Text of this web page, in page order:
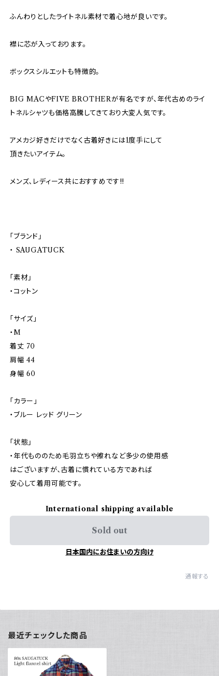
ふんわりとしたライトネル素材で着心地が良いです。
襟に芯が入っております。
ボックスシルエットも特徴的。
BIG MACやFIVE BROTHERが有名ですが、年代古めのライ
トネルシャツも価格高騰してきており大変人気です。
アメカジ好きだけでなく古着好きには1度手にして
頂きたいアイテム。
メンズ、レディース共におすすめです!!
「ブランド」
・ SAUGATUCK
「素材」
・コットン
「サイズ」
・M
着丈 70
肩幅 44
身幅 60
「カラー」
・ブルー レッド グリーン
「状態」
・年代もののため毛羽立ちや擦れなど多少の使用感
はございますが、古着に慣れている方であれば
安心して着用可能です。
International shipping available
Sold out
日本国内にお住まいの方向け
通報する
最近チェックした商品